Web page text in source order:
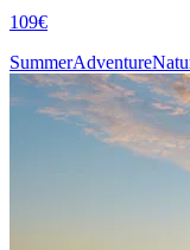
109€
SummerAdventure